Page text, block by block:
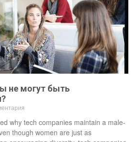
не могут быть
why tech companies maintain a male-
though women are just as